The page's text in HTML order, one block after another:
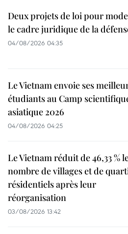
Deux projets de loi pour
le cadre juridique de la
04/08/2026 04:35
Le Vietnam envoie ses
étudiants au Camp
asiatique 2026
04/08/2026 04:25
Le Vietnam réduit de 46,33 %
nombre de villages et de
résidentiels après leur
réorganisation
03/08/2026 13:42